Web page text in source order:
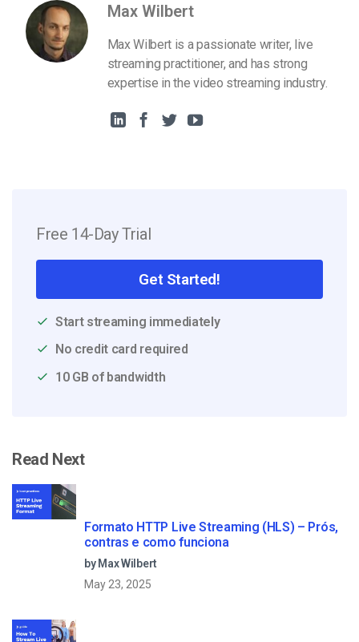
Max Wilbert
Max Wilbert is a passionate writer, live
streaming practitioner, and has strong
expertise in the video streaming industry.
Free 14-Day Trial
Get Started!
Start streaming immediately
No credit card required
10 GB of bandwidth
Read Next
Formato HTTP Live Streaming (HLS) – Prós,
contras e como funciona
by Max Wilbert
May 23, 2025